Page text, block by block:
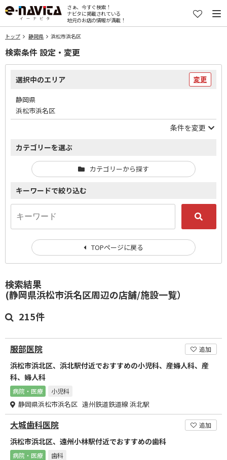
さぁ、今すぐ検索！
ナビタに掲載されている
地元のお店の情報が満載！
トップ 静岡県 浜松市浜名区
検索結果
(静岡県浜松市浜名区周辺の店舗/施設一覧）
215件
服部医院 追加
浜松市浜北区、浜北駅付近でおすすめの小児科、産婦人科、産
科、婦人科
病院・医療 小児科
静岡県浜松市浜名区 遠州鉄道鉄道線 浜北駅
大城歯科医院 追加
浜松市浜北区、遠州小林駅付近でおすすめの歯科
病院・医療 歯科
検索条件 設定・変更
選択中のエリア 変更
静岡県
浜松市浜名区
条件を変更
カテゴリーを選ぶ
カテゴリーから探す
キーワードで絞り込む
TOPページに戻る